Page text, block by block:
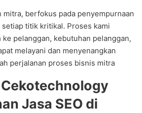
mitra, berfokus pada penyempurnaan
titik kritikal. Proses kami
pelanggan, kebutuhan pelanggan,
melayani dan menyenangkan
perjalanan proses bisnis mitra
Jasa SEO di